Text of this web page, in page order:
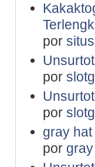
por
por
por
gray hat
por